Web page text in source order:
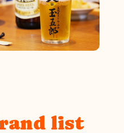
list